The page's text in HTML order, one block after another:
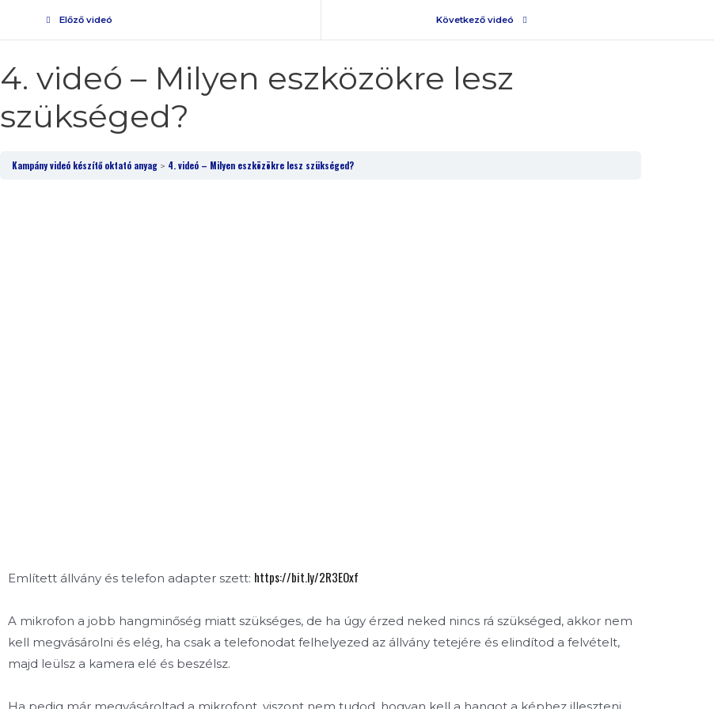
Előző videó Következő videó
4. videó – Milyen eszközökre lesz
szükséged?
Kampány videó készítő oktató anyag 4. videó – Milyen eszközökre lesz szükséged?
Említett állvány és telefon adapter szett: https://bit.ly/2R3EOxf
A mikrofon a jobb hangminőség miatt szükséges, de ha úgy érzed neked nincs rá szükséged, akkor nem
kell megvásárolni és elég, ha csak a telefonodat felhelyezed az állvány tetejére és elindítod a felvételt,
majd leülsz a kamera elé és beszélsz.